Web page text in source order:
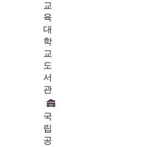
교
육
대
학
교
도
서
관
국
립
공